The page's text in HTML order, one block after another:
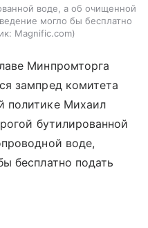
воде, а об очищенной
могло бы бесплатно
Magnific.com
Минпромторга
зампред комитета
политике Михаил
бутилированной
воде,
бесплатно подать